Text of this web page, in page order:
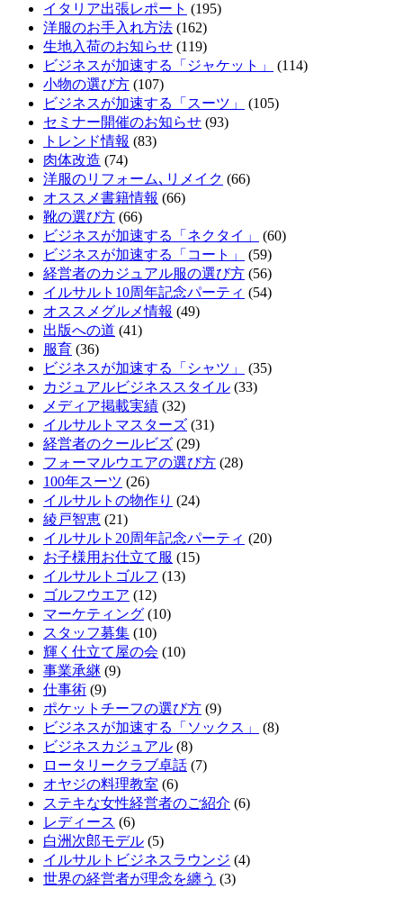
イタリア出張レポート (195)
洋服のお手入れ方法 (162)
生地入荷のお知らせ (119)
ビジネスが加速する「ジャケット」
(114)
小物の選び方 (107)
ビジネスが加速する「スーツ」
(105)
セミナー開催のお知らせ (93)
トレンド情報 (83)
肉体改造 (74)
洋服のリフォーム､リメイク (66)
オススメ書籍情報 (66)
靴の選び方 (66)
ビジネスが加速する「ネクタイ」
(60)
ビジネスが加速する「コート」
(59)
経営者のカジュアル服の選び方 (56)
イルサルト10周年記念パーティ (54)
オススメグルメ情報 (49)
出版への道 (41)
服育 (36)
ビジネスが加速する「シャツ」
(35)
カジュアルビジネススタイル (33)
メディア掲載実績 (32)
イルサルトマスターズ (31)
経営者のクールビズ (29)
フォーマルウエアの選び方 (28)
100年スーツ (26)
イルサルトの物作り (24)
綾戸智恵 (21)
イルサルト20周年記念パーティ (20)
お子様用お仕立て服 (15)
イルサルトゴルフ (13)
ゴルフウエア (12)
マーケティング (10)
スタッフ募集 (10)
輝く仕立て屋の会 (10)
事業承継 (9)
仕事術 (9)
ポケットチーフの選び方 (9)
ビジネスが加速する「ソックス」
(8)
ビジネスカジュアル (8)
ロータリークラブ卓話 (7)
オヤジの料理教室 (6)
ステキな女性経営者のご紹介 (6)
レディース (6)
白洲次郎モデル (5)
イルサルトビジネスラウンジ (4)
世界の経営者が理念を纏う (3)